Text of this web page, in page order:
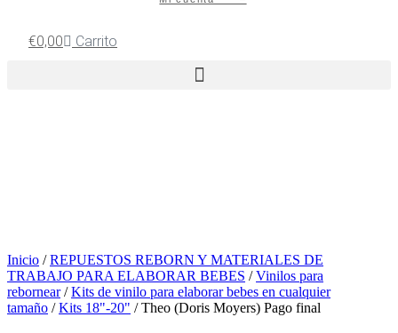
€0,00 Carrito
Inicio /REPUESTOS REBORN Y MATERIALES DE
TRABAJO PARA ELABORAR BEBES /Vinilos para
rebornear/Kits de vinilo para elaborar bebes en cualquier
tamaño /Kits 18"-20" / Theo (Doris Moyers) Pago final